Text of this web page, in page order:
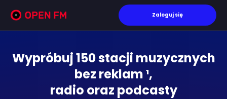
Zaloguj się
Wypróbuj 150 stacji muzycznych
bez reklam ¹,
radio oraz podcasty